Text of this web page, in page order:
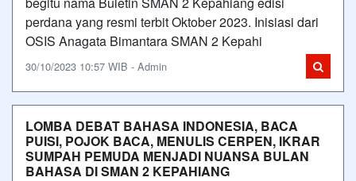
perdana yang resmi terbit Oktober 2023. Inisiasi dari
OSIS Anagata Bimantara SMAN 2 Kepahi
30/10/2023 10:57 WIB - Admin
LOMBA DEBAT BAHASA INDONESIA, BACA
PUISI, POJOK BACA, MENULIS CERPEN, IKRAR
SUMPAH PEMUDA MENJADI NUANSA BULAN
BAHASA DI SMAN 2 KEPAHIANG